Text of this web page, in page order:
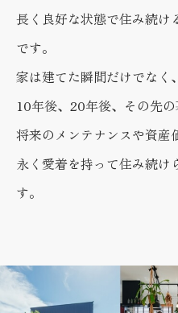
長く良好な状態で住み続け
です。
家は建てた瞬間だけでなく、
10年後、20年後、その先の
将来のメンテナンスや資産
永く愛着を持って住み続け
す。